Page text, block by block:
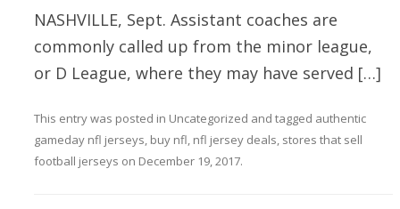
NASHVILLE, Sept. Assistant coaches are
commonly called up from the minor league,
or D League, where they may have served […]
This entry was posted in Uncategorized and tagged authentic
gameday nfl jerseys, buy nfl, nfl jersey deals, stores that sell
football jerseys on December 19, 2017.